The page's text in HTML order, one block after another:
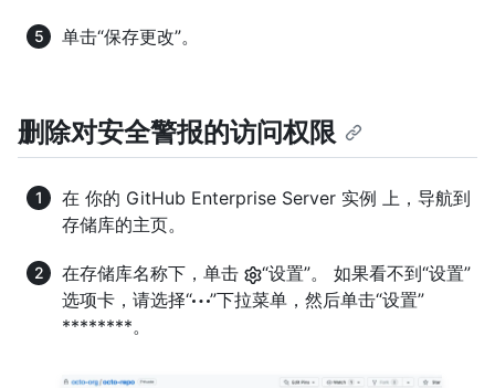
单击“保存更改”。
删除对安全警报的访问权限
在 你的 GitHub Enterprise Server 实例 上，导航到
存储库的主页。
在存储库名称下，单击
“设置”。 如果看不到“设置”
选项卡，请选择“
”下拉菜单，然后单击“设置”
********。